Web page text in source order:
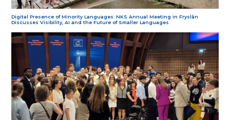
Digital Presence of Minority Languages: NKS Annual Meeting in Fryslân
Discusses Visibility, AI and the Future of Smaller Languages